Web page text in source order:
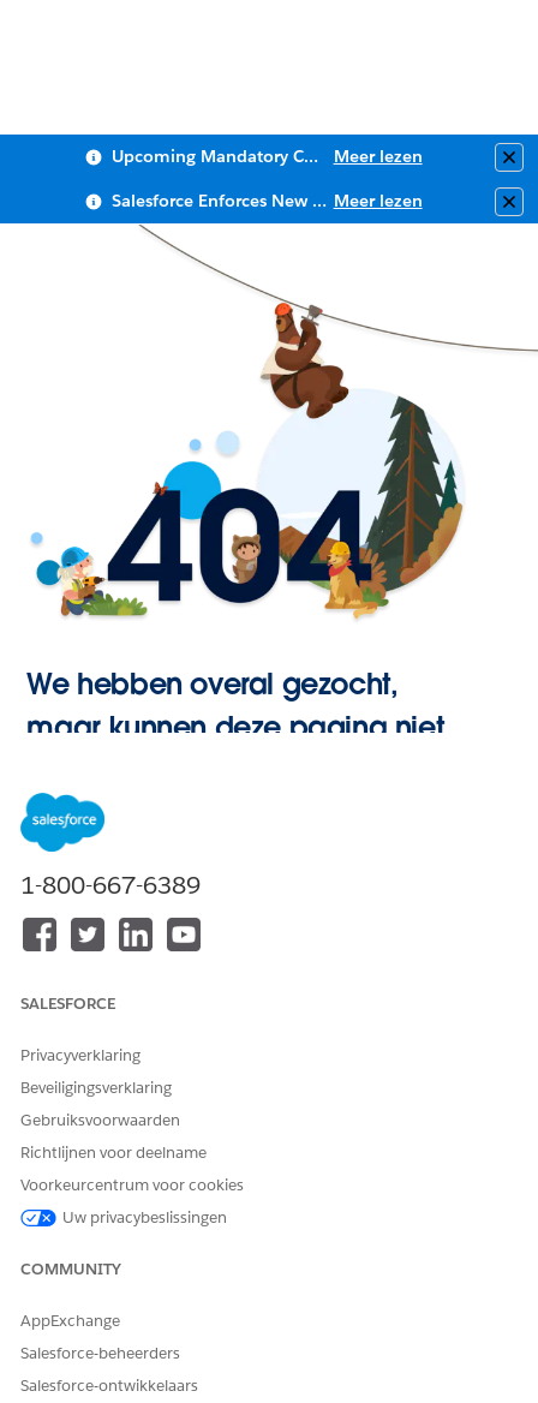
Upcoming Mandatory Changes to Public Key Infrastructure (PKI) Meer lezen
Salesforce Enforces New Security Requirements in Summer 2026 Meer lezen
We hebben overal gezocht,
maar kunnen deze pagina niet
1-800-667-6389
SALESFORCE
Privacyverklaring
Beveiligingsverklaring
Gebruiksvoorwaarden
Richtlijnen voor deelname
Voorkeurcentrum voor cookies
Uw privacybeslissingen
COMMUNITY
AppExchange
Salesforce-beheerders
Salesforce-ontwikkelaars